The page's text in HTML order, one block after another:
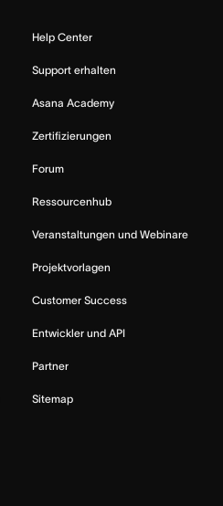
Help Center
Support erhalten
Asana Academy
Zertifizierungen
Forum
Ressourcenhub
Veranstaltungen und Webinare
Projektvorlagen
Customer Success
Entwickler und API
Partner
Sitemap